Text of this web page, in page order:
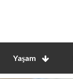
Yaşam